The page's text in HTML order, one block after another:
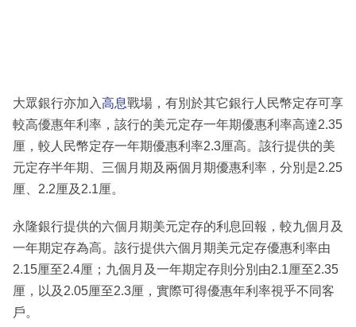
大眾銀行亦加入高息戰場，有別於其它銀行人民幣定存可享
較高優惠年利率，該行的美元定存一年期優惠利率高達2.35
厘，較人民幣定存一年期優惠利率2.3厘高。該行提供的美
元定存半年期、三個月期及兩個月期優惠利率，分別是2.25
厘、2.2厘及2.1厘。
永隆銀行提供的六個月期美元定存的利息回報，較九個月及
一年期定存為高。該行提供六個月期美元定存優惠利率由
2.15厘至2.4厘；九個月及一年期定存則分別由2.1厘至2.35
厘，以及2.05厘至2.3厘，實際可得優惠年利率視乎不同客
戶。